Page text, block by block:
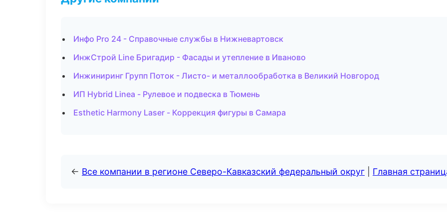
Инфо Pro 24 - Справочные службы в Нижневартовск
ИнжСтрой Line Бригадир - Фасады и утепление в Иваново
Инжиниринг Групп Поток - Листо- и металлообработка в Великий Новгород
ИП Hybrid Linea - Рулевое и подвеска в Тюмень
Esthetic Harmony Laser - Коррекция фигуры в Самара
← Все компании в регионе Северо-Кавказский федеральный округ Главная